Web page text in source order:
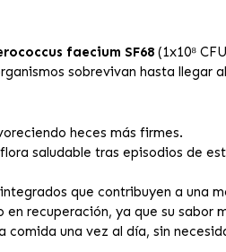
faecium SF68(1x10⁸
sobrevivan hasta
heces más firmes.
saludable tras episodios de
que contribuyen a una
recuperación, ya que su sabor
comida una vez al día, sin